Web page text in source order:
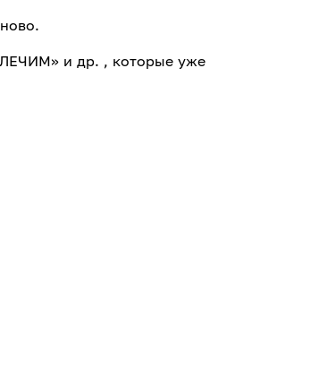
и др. , которые уже